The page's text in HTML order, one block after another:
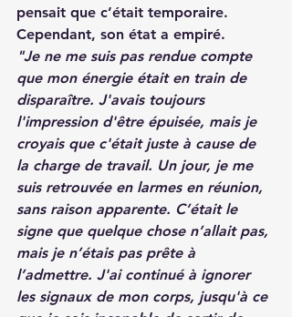
pensait que c’était temporaire.
Cependant, son état a empiré.
"Je ne me suis pas rendue compte
que mon énergie était en train de
disparaître. J'avais toujours
l'impression d'être épuisée, mais je
croyais que c'était juste à cause de
la charge de travail. Un jour, je me
suis retrouvée en larmes en réunion,
sans raison apparente. C’était le
signe que quelque chose n’allait pas,
mais je n’étais pas prête à
l’admettre. J'ai continué à ignorer
les signaux de mon corps, jusqu'à ce